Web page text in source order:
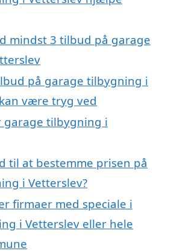
mindst 3 tilbud på garage
på garage tilbygning i
være tryg ved
garage tilbygning i
til at bestemme prisen på
i Vetterslev?
firmaer med speciale i
i Vetterslev eller hele